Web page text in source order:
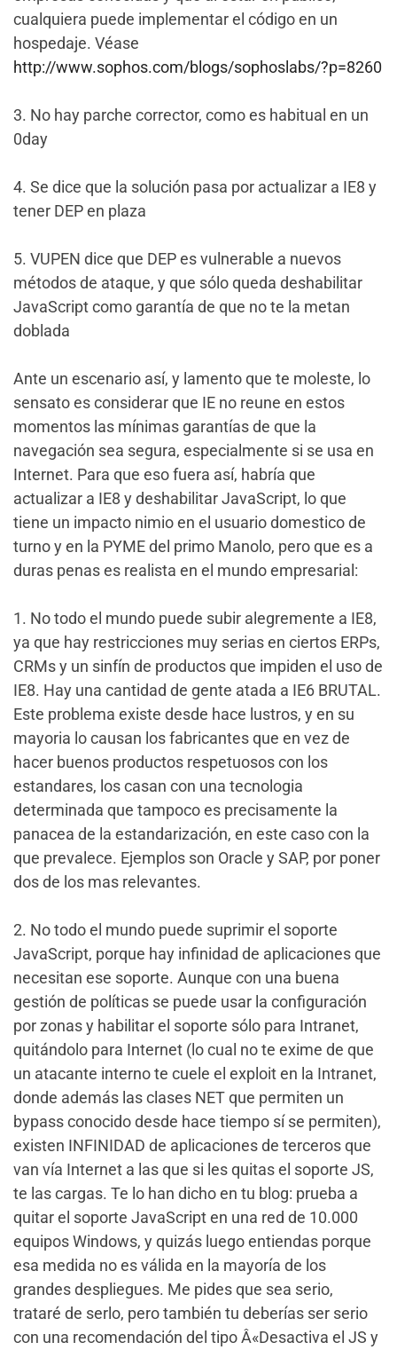
cualquiera puede implementar el código en un
hospedaje. Véase
http://www.sophos.com/blogs/sophoslabs/?p=8260
3. No hay parche corrector, como es habitual en un
0day
4. Se dice que la solución pasa por actualizar a IE8 y
tener DEP en plaza
5. VUPEN dice que DEP es vulnerable a nuevos
métodos de ataque, y que sólo queda deshabilitar
JavaScript como garantía de que no te la metan
doblada
Ante un escenario así, y lamento que te moleste, lo
sensato es considerar que IE no reune en estos
momentos las mínimas garantías de que la
navegación sea segura, especialmente si se usa en
Internet. Para que eso fuera así, habría que
actualizar a IE8 y deshabilitar JavaScript, lo que
tiene un impacto nimio en el usuario domestico de
turno y en la PYME del primo Manolo, pero que es a
duras penas es realista en el mundo empresarial:
1. No todo el mundo puede subir alegremente a IE8,
ya que hay restricciones muy serias en ciertos ERPs,
CRMs y un sinfín de productos que impiden el uso de
IE8. Hay una cantidad de gente atada a IE6 BRUTAL.
Este problema existe desde hace lustros, y en su
mayoria lo causan los fabricantes que en vez de
hacer buenos productos respetuosos con los
estandares, los casan con una tecnologia
determinada que tampoco es precisamente la
panacea de la estandarización, en este caso con la
que prevalece. Ejemplos son Oracle y SAP, por poner
dos de los mas relevantes.
2. No todo el mundo puede suprimir el soporte
JavaScript, porque hay infinidad de aplicaciones que
necesitan ese soporte. Aunque con una buena
gestión de políticas se puede usar la configuración
por zonas y habilitar el soporte sólo para Intranet,
quitándolo para Internet (lo cual no te exime de que
un atacante interno te cuele el exploit en la Intranet,
donde además las clases NET que permiten un
bypass conocido desde hace tiempo sí se permiten),
existen INFINIDAD de aplicaciones de terceros que
van vía Internet a las que si les quitas el soporte JS,
te las cargas. Te lo han dicho en tu blog: prueba a
quitar el soporte JavaScript en una red de 10.000
equipos Windows, y quizás luego entiendas porque
esa medida no es válida en la mayoría de los
grandes despliegues. Me pides que sea serio,
trataré de serlo, pero también tu deberías ser serio
con una recomendación del tipo Â«Desactiva el JS y